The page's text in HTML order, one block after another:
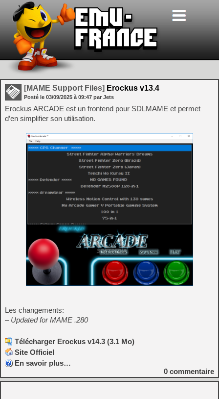
[MAME Support Files] Erockus v13.4
Posté le 03/09/2025 à 09:47 par Jets
Erockus ARCADE est un frontend pour SDLMAME et permet
d’en simplifier son utilisation.
Les changements:
– Updated for MAME .280
Télécharger Erockus v14.3 (3.1 Mo)
Site Officiel
En savoir plus…
0 commentaire